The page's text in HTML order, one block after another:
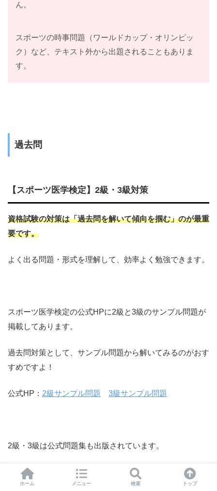
ん。
スポーツの時事問題（ワールドカップ・オリンピッ
ク）など、テキスト外から出題されることもありま
す。
過去問
【スポーツ医学検定】2級・3級対策
資格試験の対策は「過去問を解いて傾向を掴む」のが最重
要です。
よく出る問題・形式を理解して、効率よく勉強できます。
スポーツ医学検定の公式HPに2級と3級のサンプル問題が
掲載してあります。
過去問対策として、サンプル問題から解いてみるのがおす
すめですよ！
公式HP： 2級サンプル問題 3級サンプル問題
2級・3級は公式問題集も出版されています。
ホーム メニュー 検索 トップ